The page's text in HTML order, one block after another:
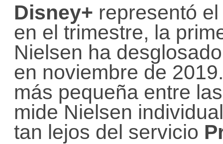
Disney+ representó
en el trimestre, la
Nielsen ha
en noviembre de
más pequeña entre
mide Nielsen
tan lejos del servicio